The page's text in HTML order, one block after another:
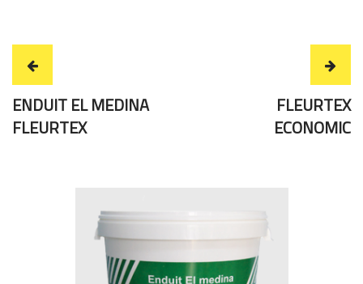
ENDUIT EL MEDINA
FLEURTEX
FLEURTEX
ECONOMIC